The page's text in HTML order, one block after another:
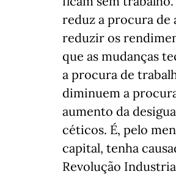
reduz a procura de
reduzir os
que as mudanças
a procura de
diminuem a
aumento da
céticos. É, pelo
capital, tenha
Revolução